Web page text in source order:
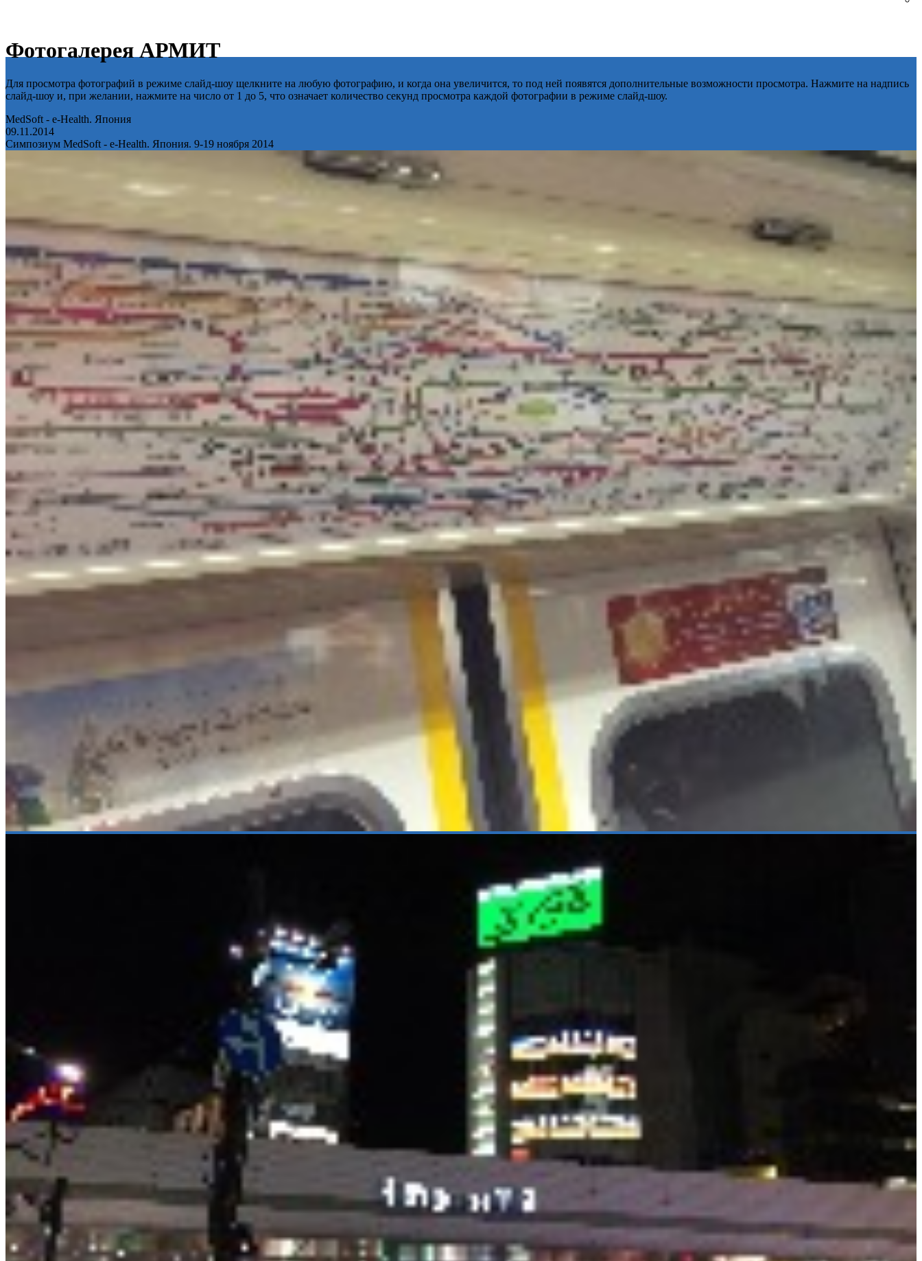
Фотогалерея АРМИТ
Для просмотра фотографий в режиме слайд-шоу щелкните на любую фотографию, и когда она увеличится, то под ней появятся дополнительные возможности просмотра. Нажмите на надпись
слайд-шоу и, при желании, нажмите на число от 1 до 5, что означает количество секунд просмотра каждой фотографии в режиме слайд-шоу.
MedSoft - e-Health. Япония
09.11.2014
Симпозиум MedSoft - e-Health. Япония. 9-19 ноября 2014